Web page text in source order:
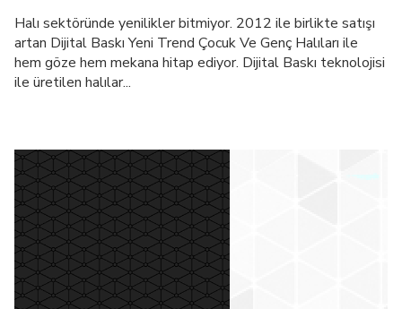
Halı sektöründe yenilikler bitmiyor. 2012 ile birlikte satışı
artan Dijital Baskı Yeni Trend Çocuk Ve Genç Halıları ile
hem göze hem mekana hitap ediyor. Dijital Baskı teknolojisi
ile üretilen halılar...